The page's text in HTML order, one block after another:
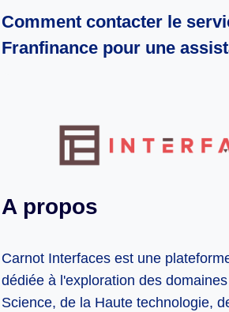
Comment contacter le
Franfinance pour une
A propos
Carnot Interfaces est une
dédiée à l'exploration des
Science, de la Haute technologie,